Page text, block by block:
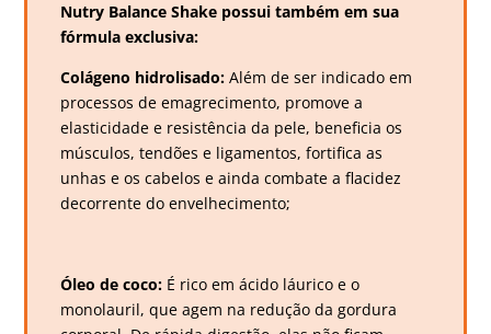
Nutry Balance Shake possui também em sua
fórmula exclusiva:
Colágeno hidrolisado:Além de ser indicado em
processos de emagrecimento, promove a
elasticidade e resistência da pele, beneficia os
músculos, tendões e ligamentos, fortifica as
unhas e os cabelos e ainda combate a flacidez
decorrente do envelhecimento;
Óleo de coco: É rico em ácido láurico e o
monolauril, que agem na redução da gordura